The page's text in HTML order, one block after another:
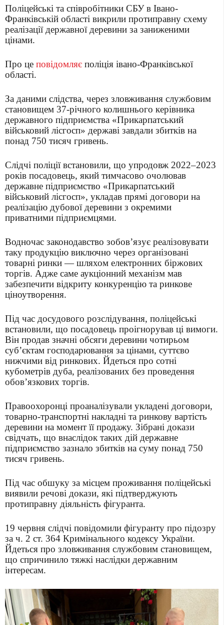
Поліцейські та співробітники СБУ в Івано-
Франківській області викрили протиправну схему
реалізації державної деревини за заниженими
цінами.
Про це повідомляє поліція івано-Франківської
області.
За даними слідства, через зловживання службовим
становищем 37-річного колишнього керівника
державного підприємства «Прикарпатський
військовий лісгосп» державі завдали збитків на
понад 750 тисяч гривень.
Слідчі поліції встановили, що упродовж 2022–2023
років посадовець, який тимчасово очолював
державне підприємство «Прикарпатський
військовий лісгосп», укладав прямі договори на
реалізацію дубової деревини з окремими
приватними підприємцями.
Водночас законодавство зобов’язує реалізовувати
таку продукцію виключно через організовані
товарні ринки — шляхом електронних біржових
торгів. Адже саме аукціонний механізм мав
забезпечити відкриту конкуренцію та ринкове
ціноутворення.
Під час досудового розслідування, поліцейські
встановили, що посадовець проігнорував ці вимоги.
Він продав значні обсяги деревини чотирьом
суб’єктам господарювання за цінами, суттєво
нижчими від ринкових. Йдеться про сотні
кубометрів дуба, реалізованих без проведення
обов’язкових торгів.
Правоохоронці проаналізували укладені договори,
товарно-транспортні накладні та ринкову вартість
деревини на момент її продажу. Зібрані докази
свідчать, що внаслідок таких дій державне
підприємство зазнало збитків на суму понад 750
тисяч гривень.
Під час обшуку за місцем проживання поліцейські
виявили речові докази, які підтверджують
протиправну діяльність фігуранта.
19 червня слідчі повідомили фігуранту про підозру
за ч. 2 ст. 364 Кримінального кодексу України.
Йдеться про зловживання службовим становищем,
що спричинило тяжкі наслідки державним
інтересам.